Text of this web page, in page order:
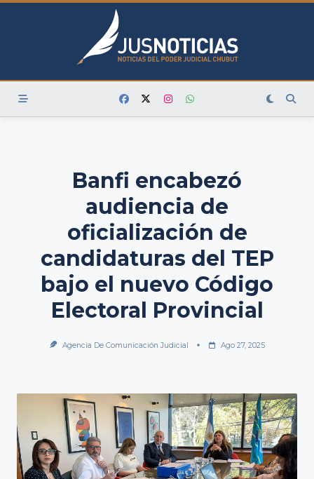
Skip
Banfi encabezó
audiencia de
oficialización de
candidaturas del TEP
bajo el nuevo Código
Electoral Provincial
Agencia De Comunicación Judicial Ago 27, 2025